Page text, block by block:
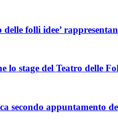
delle folli idee’
lo stage del Teatro delle
secondo appuntamento